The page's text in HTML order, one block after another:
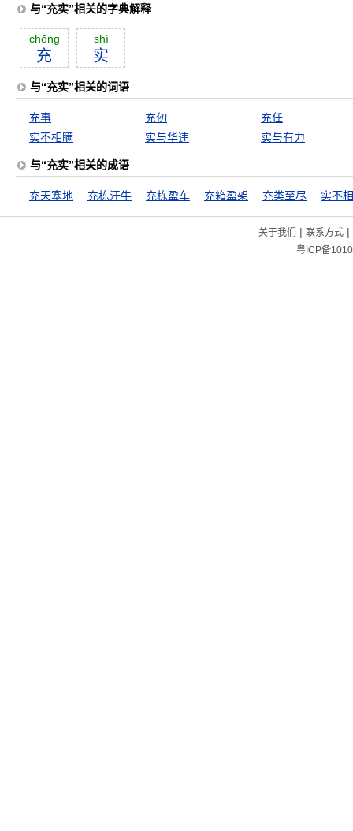
与“充实”相关的字典解释
chōng
充
shí
实
与“充实”相关的词语
充事 充仞
充任
实不相瞒
实与华违 实与有力
与“充实”相关的成语
充天塞地 充栋汗牛 充栋盈车 充箱盈架 充类至尽 实不
关于我们 | 联系方式|
粤ICP备